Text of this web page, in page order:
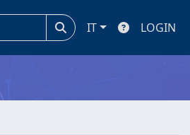
IT LOGIN